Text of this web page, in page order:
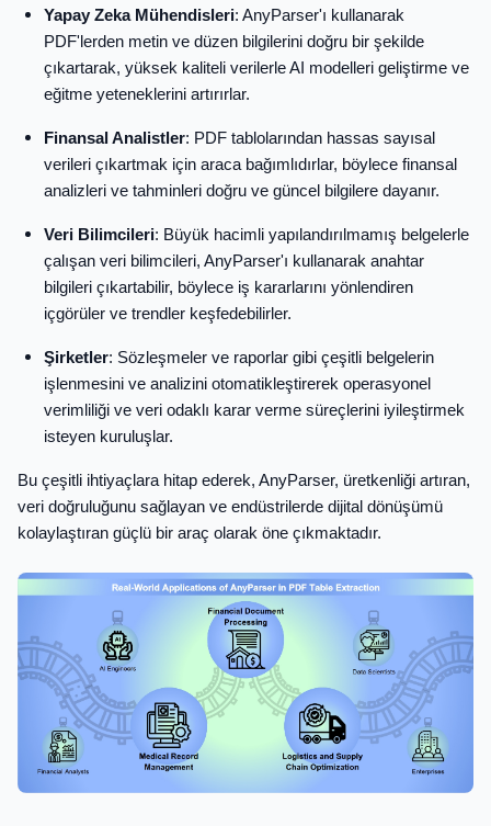
Yapay Zeka Mühendisleri: AnyParser'ı kullanarak
PDF'lerden metin ve düzen bilgilerini doğru bir şekilde
çıkartarak, yüksek kaliteli verilerle AI modelleri geliştirme ve
eğitme yeteneklerini artırırlar.
Finansal Analistler: PDF tablolarından hassas sayısal
verileri çıkartmak için araca bağımlıdırlar, böylece finansal
analizleri ve tahminleri doğru ve güncel bilgilere dayanır.
Veri Bilimcileri: Büyük hacimli yapılandırılmamış belgelerle
çalışan veri bilimcileri, AnyParser'ı kullanarak anahtar
bilgileri çıkartabilir, böylece iş kararlarını yönlendiren
içgörüler ve trendler keşfedebilirler.
Şirketler: Sözleşmeler ve raporlar gibi çeşitli belgelerin
işlenmesini ve analizini otomatikleştirerek operasyonel
verimliliği ve veri odaklı karar verme süreçlerini iyileştirmek
isteyen kuruluşlar.
Bu çeşitli ihtiyaçlara hitap ederek, AnyParser, üretkenliği artıran,
veri doğruluğunu sağlayan ve endüstrilerde dijital dönüşümü
kolaylaştıran güçlü bir araç olarak öne çıkmaktadır.